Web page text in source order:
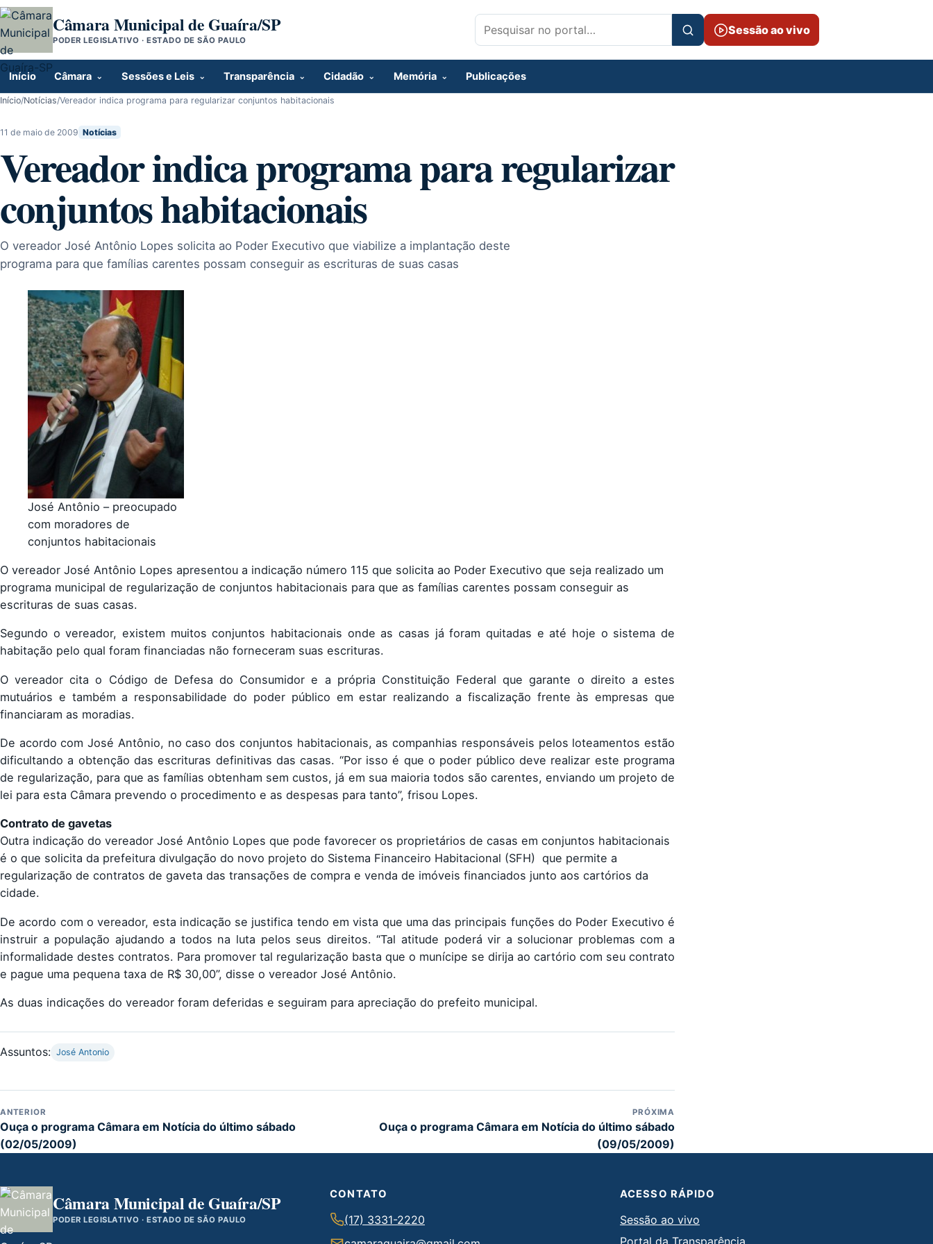
Pular para o conteúdo
Câmara Municipal de Guaíra/SP
PODER LEGISLATIVO · ESTADO DE SÃO PAULO
Pesquisar por:
Sessão ao vivo
Início Câmara Sessões e Leis Transparência Cidadão Memória Publicações
Início/Notícias/Vereador indica programa para regularizar conjuntos habitacionais
11 de maio de 2009 Notícias
Vereador indica programa para regularizar
conjuntos habitacionais
O vereador José Antônio Lopes solicita ao Poder Executivo que viabilize a implantação deste
programa para que famílias carentes possam conseguir as escrituras de suas casas
José Antônio – preocupado
com moradores de
conjuntos habitacionais
O vereador José Antônio Lopes apresentou a indicação número 115 que solicita ao Poder Executivo que seja realizado um
programa municipal de regularização de conjuntos habitacionais para que as famílias carentes possam conseguir as
escrituras de suas casas.
Segundo o vereador, existem muitos conjuntos habitacionais onde as casas já foram quitadas e até hoje o sistema de
habitação pelo qual foram financiadas não forneceram suas escrituras.
O vereador cita o Código de Defesa do Consumidor e a própria Constituição Federal que garante o direito a estes
mutuários e também a responsabilidade do poder público em estar realizando a fiscalização frente às empresas que
financiaram as moradias.
De acordo com José Antônio, no caso dos conjuntos habitacionais, as companhias responsáveis pelos loteamentos estão
dificultando a obtenção das escrituras definitivas das casas. “Por isso é que o poder público deve realizar este programa
de regularização, para que as famílias obtenham sem custos, já em sua maioria todos são carentes, enviando um projeto de
lei para esta Câmara prevendo o procedimento e as despesas para tanto”, frisou Lopes.
Contrato de gavetas
Outra indicação do vereador José Antônio Lopes que pode favorecer os proprietários de casas em conjuntos habitacionais
é o que solicita da prefeitura divulgação do novo projeto do Sistema Financeiro Habitacional (SFH) que permite a
regularização de contratos de gaveta das transações de compra e venda de imóveis financiados junto aos cartórios da
cidade.
De acordo com o vereador, esta indicação se justifica tendo em vista que uma das principais funções do Poder Executivo é
instruir a população ajudando a todos na luta pelos seus direitos. “Tal atitude poderá vir a solucionar problemas com a
informalidade destes contratos. Para promover tal regularização basta que o munícipe se dirija ao cartório com seu contrato
e pague uma pequena taxa de R$ 30,00”, disse o vereador José Antônio.
As duas indicações do vereador foram deferidas e seguiram para apreciação do prefeito municipal.
Assuntos: José Antonio
ANTERIOR
Ouça o programa Câmara em Notícia do último sábado
(02/05/2009)
PRÓXIMA
Ouça o programa Câmara em Notícia do último sábado
(09/05/2009)
Câmara Municipal de Guaíra/SP
PODER LEGISLATIVO · ESTADO DE SÃO PAULO
CONTATO
(17) 3331-2220
ACESSO RÁPIDO
Sessão ao vivo